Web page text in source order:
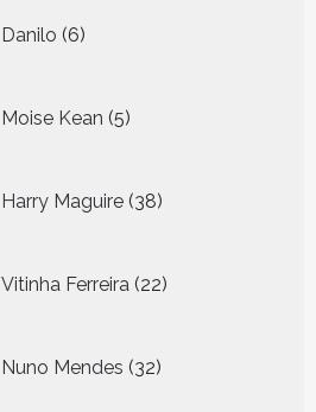
Danilo 6
producten
Moise Kean 5
producten
Harry Maguire 38
producten
Vitinha Ferreira 22
producten
Nuno Mendes 32
producten